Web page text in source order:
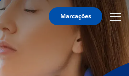
Marcações
Icon